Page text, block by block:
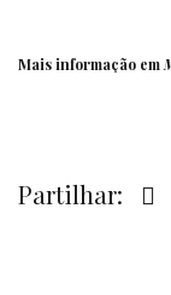
Mais informação em
Partilhar: